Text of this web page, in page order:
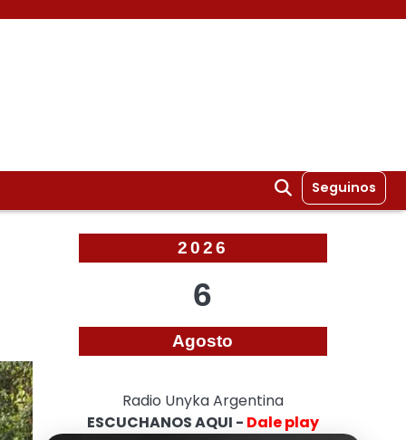
Seguinos
2026
6
Agosto
Radio Unyka Argentina
ESCUCHANOS AQUI - Dale play